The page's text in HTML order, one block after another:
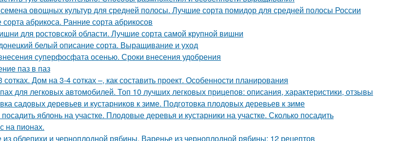
овощных культур для средней полосы. Лучшие сорта помидор для средней полосы России
абрикоса. Ранние сорта абрикосов
для ростовской области. Лучшие сорта самой крупной вишни
белый описание сорта. Выращивание и уход
суперфосфата осенью. Сроки внесения удобрения
паз в паз
Дом на 3-4 сотках –, как составить проект. Особенности планирования
для легковых автомобилей. Топ 10 лучших легковых прицепов: описания, характеристики, отзывы
садовых деревьев и кустарников к зиме. Подготовка плодовых деревьев к зиме
яблонь на участке. Плодовые деревья и кустарники на участке. Сколько посадить
на пионах.
из облепихи и черноплодной рябины. Варенье из черноплодной рябины: 12 рецептов